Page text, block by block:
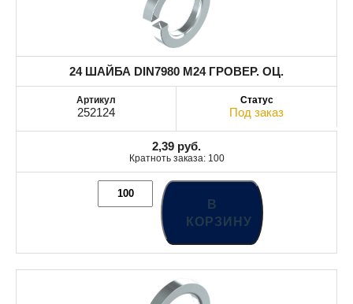
24 ШАЙБА DIN7980 М24 ГРОВЕР. ОЦ.
252124 Под заказ
2,39 руб.
Кратноть заказа: 100
В
КОРЗИНУ